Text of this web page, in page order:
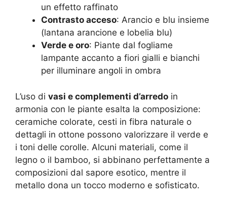
un effetto raffinato
Contrasto acceso: Arancio e blu insieme
(lantana arancione e lobelia blu)
Verde e oro: Piante dal fogliame
lampante accanto a fiori gialli e bianchi
per illuminare angoli in ombra
L’uso di vasi e complementi d’arredo in
armonia con le piante esalta la composizione:
ceramiche colorate, cesti in fibra naturale o
dettagli in ottone possono valorizzare il verde e
i toni delle corolle. Alcuni materiali, come il
legno o il bamboo, si abbinano perfettamente a
composizioni dal sapore esotico, mentre il
metallo dona un tocco moderno e sofisticato.